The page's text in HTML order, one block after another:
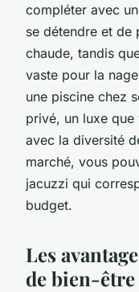
compléter avec
se détendre et de
chaude, tandis
vaste pour la
une piscine chez
privé, un luxe
avec la diversité
marché, vous
jacuzzi qui
budget.
Les
de bien-